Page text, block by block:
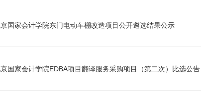
国家会计学院东门电动车棚改造项目公开遴选结果公示
国家会计学院EDBA项目翻译服务采购项目（第二次）比选公告